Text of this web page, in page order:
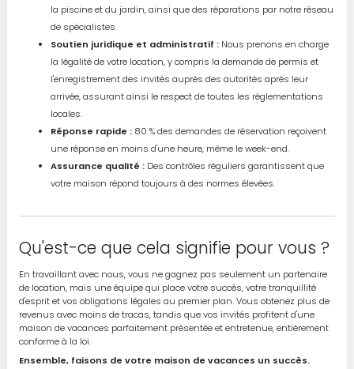
la piscine et du jardin, ainsi que des réparations par notre réseau
de spécialistes.
Soutien juridique et administratif :Nous prenons en charge
la légalité de votre location, y compris la demande de permis et
l'enregistrement des invités auprès des autorités après leur
arrivée, assurant ainsi le respect de toutes les réglementations
locales.
Réponse rapide :80 % des demandes de réservation reçoivent
une réponse en moins d'une heure, même le week-end.
Assurance qualité :Des contrôles réguliers garantissent que
votre maison répond toujours à des normes élevées.
Qu'est-ce que cela signifie pour vous ?
En travaillant avec nous, vous ne gagnez pas seulement un partenaire
de location, mais une équipe qui place votre succès, votre tranquillité
d'esprit et vos obligations légales au premier plan. Vous obtenez plus de
revenus avec moins de tracas, tandis que vos invités profitent d'une
maison de vacances parfaitement présentée et entretenue, entièrement
conforme à la loi.
Ensemble, faisons de votre maison de vacances un succès.